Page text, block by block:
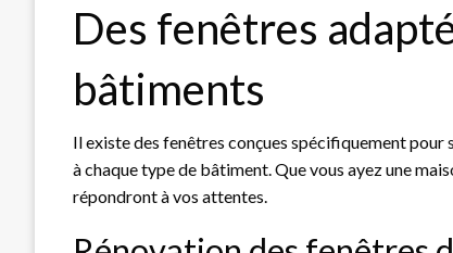
Des fenêtres
bâtiments
Il existe des fenêtres conçues spécifiquement
à chaque type de bâtiment. Que vous ayez une
répondront à vos attentes.